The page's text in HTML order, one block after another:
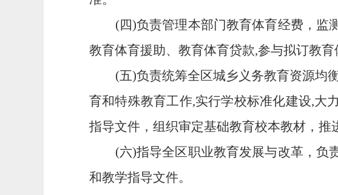
(四)负责管理本部门教育体育经费，监
教育体育援助、教育体育贷款,参与拟订教
(五)负责统筹全区城乡义务教育资源均
育和特殊教育工作,实行学校标准化建设,大
指导文件，组织审定基础教育校本教材，推
(六)指导全区职业教育发展与改革，负
和教学指导文件。